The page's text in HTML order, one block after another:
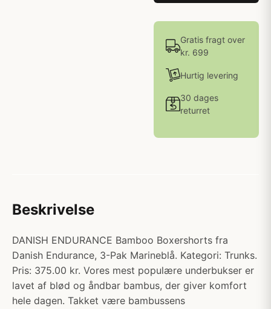
Gratis fragt over
kr. 699
Hurtig levering
30 dages
returret
Beskrivelse
DANISH ENDURANCE Bamboo Boxershorts fra
Danish Endurance, 3-Pak Marineblå. Kategori: Trunks.
Pris: 375.00 kr. Vores mest populære underbukser er
lavet af blød og åndbar bambus, der giver komfort
hele dagen. Takket være bambussens